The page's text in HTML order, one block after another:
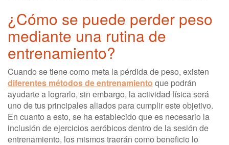
¿Cómo se puede perder peso
mediante una rutina de
entrenamiento?
Cuando se tiene como meta la pérdida de peso, existen
diferentes métodos de entrenamiento que podrán
ayudarte a lograrlo, sin embargo, la actividad física será
uno de tus principales aliados para cumplir este objetivo.
En cuanto a esto, se ha establecido que es necesario la
inclusión de ejercicios aeróbicos dentro de la sesión de
entrenamiento, los mismos traerán como beneficio lo